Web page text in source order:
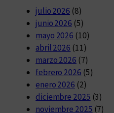
julio 2026 (8)
junio 2026 (5)
mayo 2026 (10)
abril 2026 (11)
marzo 2026 (7)
febrero 2026 (5)
enero 2026 (2)
diciembre 2025 (3)
noviembre 2025 (7)